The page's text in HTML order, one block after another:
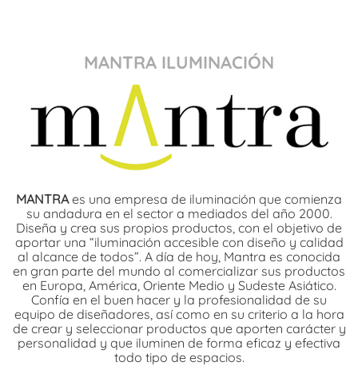
MANTRA ILUMINACIÓN
MANTRAes una empresa de iluminación que comienza
su andadura en el sector a mediados del año 2000.
Diseña y crea sus propios productos, con el objetivo de
aportar una “iluminación accesible con diseño y calidad
al alcance de todos”. A día de hoy, Mantra es conocida
en gran parte del mundo al comercializar sus productos
en Europa, América, Oriente Medio y Sudeste Asiático.
Confía en el buen hacer y la profesionalidad de su
equipo de diseñadores, así como en su criterio a la hora
de crear y seleccionar productos que aporten carácter y
personalidad y que iluminen de forma eficaz y efectiva
todo tipo de espacios.